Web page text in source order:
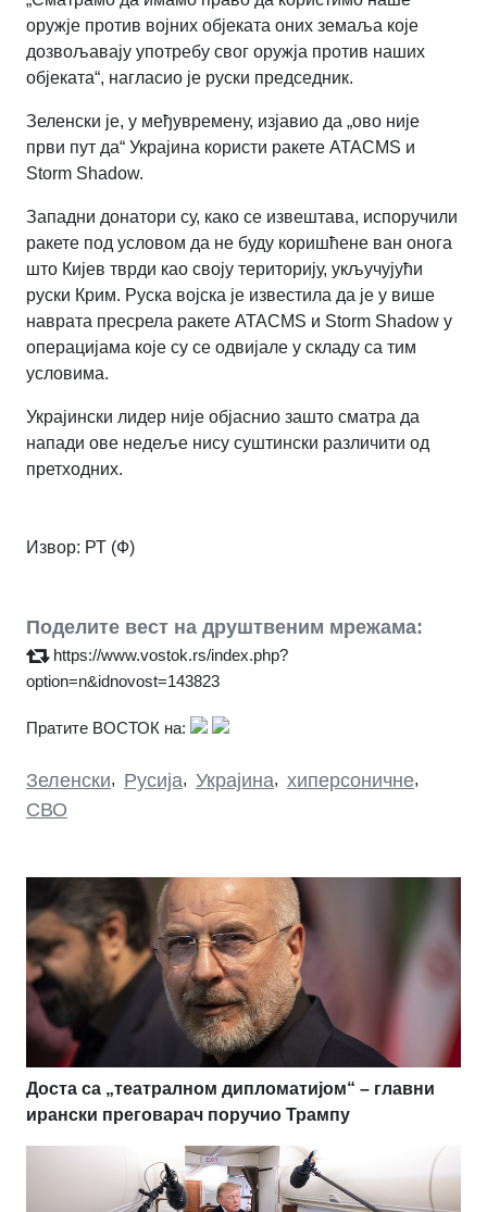
оружје против војних објеката оних земаља које
дозвољавају употребу свог оружја против наших
објеката“, нагласио је руски председник.
Зеленски је, у међувремену, изјавио да „ово није
први пут да“ Украјина користи ракете ATACMS и
Storm Shadow.
Западни донатори су, како се извештава, испоручили
ракете под условом да не буду коришћене ван онога
што Кијев тврди као своју територију, укључујући
руски Крим. Руска војска је известила да је у више
наврата пресрела ракете ATACMS и Storm Shadow у
операцијама које су се одвијале у складу са тим
условима.
Украјински лидер није објаснио зашто сматра да
напади ове недеље нису суштински различити од
претходних.
Извор: РТ (Ф)
Поделите вест на друштвеним мрежама:
https://www.vostok.rs/index.php?
option=n&idnovost=143823
Пратите ВОСТОК на:
Зеленски, Русија, Украјина, хиперсоничне,
СВО
Доста са „театралном дипломатијом“ – главни
ирански преговарач поручио Трампу